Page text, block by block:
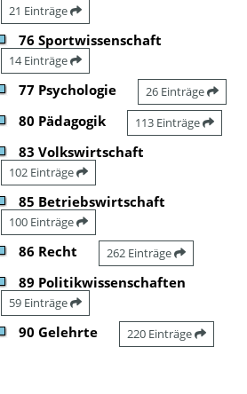
21 Einträge
76 Sportwissenschaft
14 Einträge
77 Psychologie 26 Einträge
80 Pädagogik 113 Einträge
83 Volkswirtschaft
102 Einträge
85 Betriebswirtschaft
100 Einträge
86 Recht 262 Einträge
89 Politikwissenschaften
59 Einträge
90 Gelehrte 220 Einträge